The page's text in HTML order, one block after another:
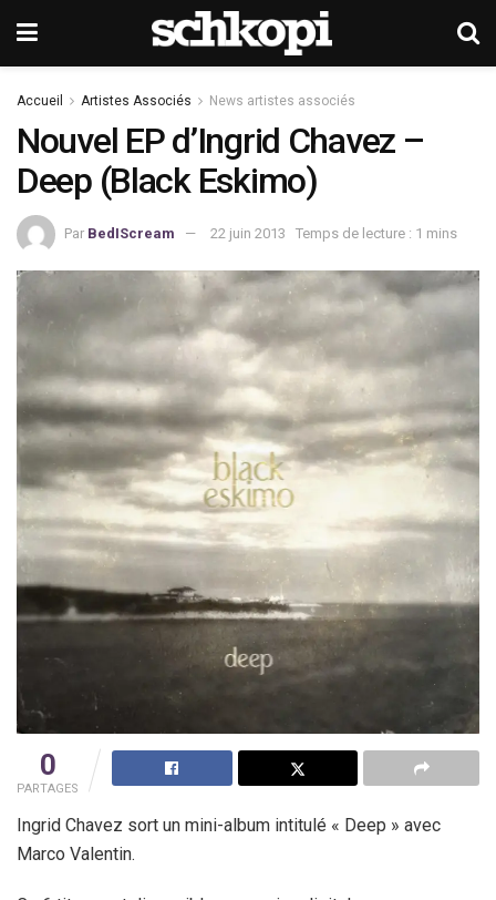
Accueil Artistes Associés News artistes associés
Nouvel EP d’Ingrid Chavez –
Deep (Black Eskimo)
Par BedIScream 22 juin 2013 Temps de lecture : 1 mins
0
PARTAGES
Ingrid Chavez sort un mini-album intitulé « Deep » avec
Marco Valentin.